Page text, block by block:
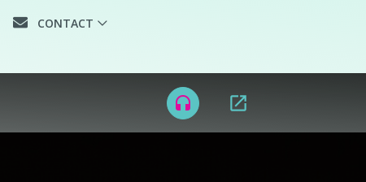
CONTACT
headset open_in_new